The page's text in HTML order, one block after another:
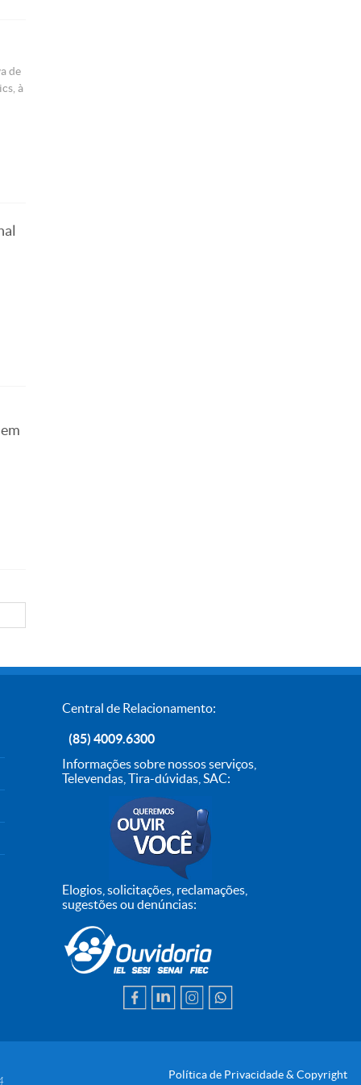
de
à
Central de Relacionamento:
(85) 4009.6300
Informações sobre nossos serviços,
Televendas, Tira-dúvidas, SAC:
Elogios, solicitações, reclamações,
sugestões ou denúncias:
Política de Privacidade & Copyright